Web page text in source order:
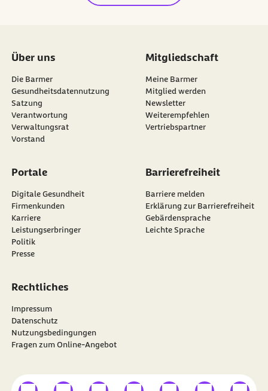
Über uns
Die Barmer
Gesundheitsdatennutzung
Satzung
Verantwortung
Verwaltungsrat
Vorstand
Mitgliedschaft
Meine Barmer
Mitglied werden
Newsletter
externer Link:
Weiterempfehlen
Vertriebspartner
Portale
Digitale Gesundheit
Firmenkunden
Karriere
Leistungserbringer
Politik
Presse
Barrierefreiheit
Barriere melden
Erklärung zur Barrierefreiheit
Gebärdensprache
Leichte Sprache
Rechtliches
Impressum
Datenschutz
Nutzungsbedingungen
Fragen zum Online-Angebot
externer Linkexterner Linkexterner Linkexterner Linkexterner Linkexterner Link